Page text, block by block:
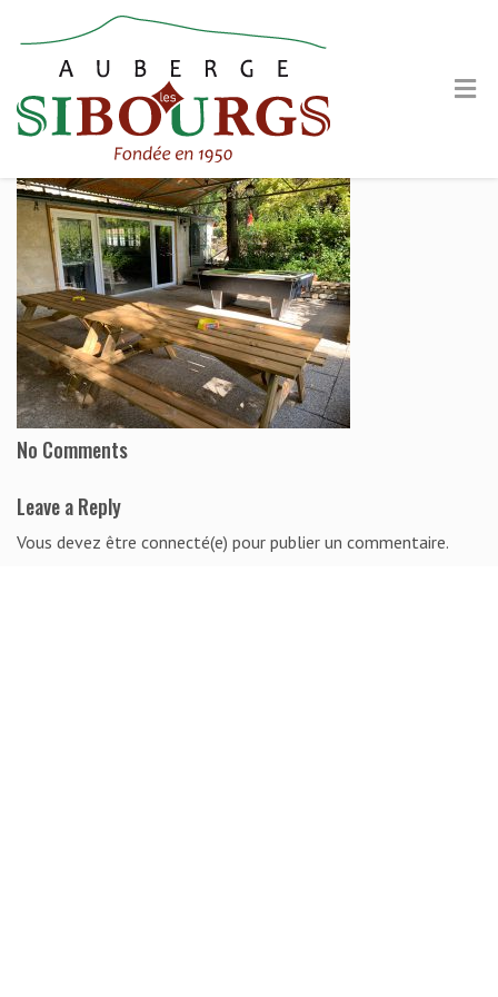
No Comments
Leave a Reply
Vous devez être connecté(e) pour publier un commentaire.